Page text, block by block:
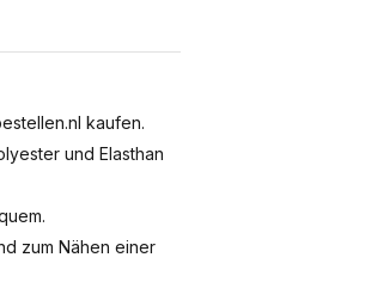
kaufen.
und Elasthan
zum Nähen einer